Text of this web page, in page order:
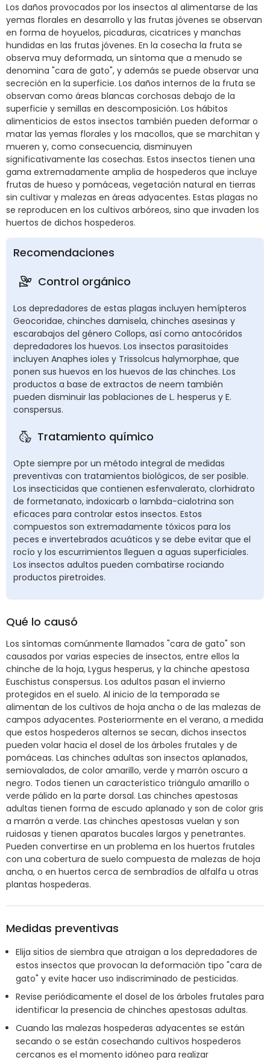
Los daños provocados por los insectos al alimentarse de las
yemas florales en desarrollo y las frutas jóvenes se observan
en forma de hoyuelos, picaduras, cicatrices y manchas
hundidas en las frutas jóvenes. En la cosecha la fruta se
observa muy deformada, un síntoma que a menudo se
denomina "cara de gato", y además se puede observar una
secreción en la superficie. Los daños internos de la fruta se
observan como áreas blancas corchosas debajo de la
superficie y semillas en descomposición. Los hábitos
alimenticios de estos insectos también pueden deformar o
matar las yemas florales y los macollos, que se marchitan y
mueren y, como consecuencia, disminuyen
significativamente las cosechas. Estos insectos tienen una
gama extremadamente amplia de hospederos que incluye
frutas de hueso y pomáceas, vegetación natural en tierras
sin cultivar y malezas en áreas adyacentes. Estas plagas no
se reproducen en los cultivos arbóreos, sino que invaden los
huertos de dichos hospederos.
Recomendaciones
Control orgánico
Los depredadores de estas plagas incluyen hemípteros
Geocoridae, chinches damisela, chinches asesinas y
escarabajos del género Collops, así como antocóridos
depredadores los huevos. Los insectos parasitoides
incluyen Anaphes ioles y Trissolcus halymorphae, que
ponen sus huevos en los huevos de las chinches. Los
productos a base de extractos de neem también
pueden disminuir las poblaciones de L. hesperus y E.
conspersus.
Tratamiento químico
Opte siempre por un método integral de medidas
preventivas con tratamientos biológicos, de ser posible.
Los insecticidas que contienen esfenvalerato, clorhidrato
de formetanato, indoxicarb o lambda-cialotrina son
eficaces para controlar estos insectos. Estos
compuestos son extremadamente tóxicos para los
peces e invertebrados acuáticos y se debe evitar que el
rocío y los escurrimientos lleguen a aguas superficiales.
Los insectos adultos pueden combatirse rociando
productos piretroides.
Qué lo causó
Los síntomas comúnmente llamados "cara de gato" son
causados por varias especies de insectos, entre ellos la
chinche de la hoja, Lygus hesperus, y la chinche apestosa
Euschistus conspersus. Los adultos pasan el invierno
protegidos en el suelo. Al inicio de la temporada se
alimentan de los cultivos de hoja ancha o de las malezas de
campos adyacentes. Posteriormente en el verano, a medida
que estos hospederos alternos se secan, dichos insectos
pueden volar hacia el dosel de los árboles frutales y de
pomáceas. Las chinches adultas son insectos aplanados,
semiovalados, de color amarillo, verde y marrón oscuro a
negro. Todos tienen un característico triángulo amarillo o
verde pálido en la parte dorsal. Las chinches apestosas
adultas tienen forma de escudo aplanado y son de color gris
a marrón a verde. Las chinches apestosas vuelan y son
ruidosas y tienen aparatos bucales largos y penetrantes.
Pueden convertirse en un problema en los huertos frutales
con una cobertura de suelo compuesta de malezas de hoja
ancha, o en huertos cerca de sembradíos de alfalfa u otras
plantas hospederas.
Medidas preventivas
Elija sitios de siembra que atraigan a los depredadores de
estos insectos que provocan la deformación tipo "cara de
gato" y evite hacer uso indiscriminado de pesticidas.
Revise periódicamente el dosel de los árboles frutales para
identificar la presencia de chinches apestosas adultas.
Cuando las malezas hospederas adyacentes se están
secando o se están cosechando cultivos hospederos
cercanos es el momento idóneo para realizar